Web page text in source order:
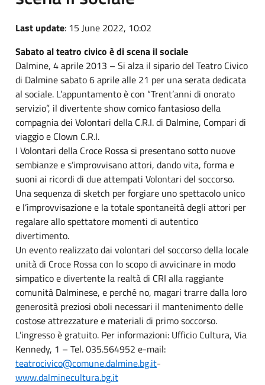
Last update: 15 June 2022, 10:02
Sabato al teatro civico è di scena il sociale
Dalmine, 4 aprile 2013 – Si alza il sipario del Teatro Civico
di Dalmine sabato 6 aprile alle 21 per una serata dedicata
al sociale. L’appuntamento è con “Trent’anni di onorato
servizio”, il divertente show comico fantasioso della
compagnia dei Volontari della C.R.I. di Dalmine, Compari di
viaggio e Clown C.R.I.
I Volontari della Croce Rossa si presentano sotto nuove
sembianze e s’improvvisano attori, dando vita, forma e
suoni ai ricordi di due attempati Volontari del soccorso.
Una sequenza di sketch per forgiare uno spettacolo unico
e l’improvvisazione e la totale spontaneità degli attori per
regalare allo spettatore momenti di autentico
divertimento.
Un evento realizzato dai volontari del soccorso della locale
unità di Croce Rossa con lo scopo di avvicinare in modo
simpatico e divertente la realtà di CRI alla raggiante
comunità Dalminese, e perché no, magari trarre dalla loro
generosità preziosi oboli necessari il mantenimento delle
costose attrezzature e materiali di primo soccorso.
L’ingresso è gratuito. Per informazioni: Ufficio Cultura, Via
Kennedy, 1 – Tel. 035.564952 e-mail:
teatrocivico@comune.dalmine.bg.it-
www.dalminecultura.bg.it